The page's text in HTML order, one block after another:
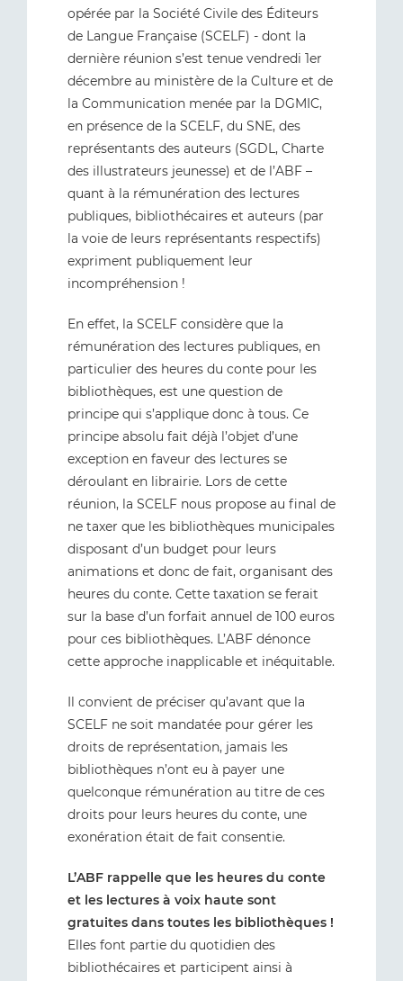
opérée par la Société Civile des Éditeurs
de Langue Française (SCELF) - dont la
dernière réunion s’est tenue vendredi 1er
décembre au ministère de la Culture et de
la Communication menée par la DGMIC,
en présence de la SCELF, du SNE, des
représentants des auteurs (SGDL, Charte
des illustrateurs jeunesse) et de l’ABF –
quant à la rémunération des lectures
publiques, bibliothécaires et auteurs (par
la voie de leurs représentants respectifs)
expriment publiquement leur
incompréhension !
En effet, la SCELF considère que la
rémunération des lectures publiques, en
particulier des heures du conte pour les
bibliothèques, est une question de
principe qui s’applique donc à tous. Ce
principe absolu fait déjà l’objet d’une
exception en faveur des lectures se
déroulant en librairie. Lors de cette
réunion, la SCELF nous propose au final de
ne taxer que les bibliothèques municipales
disposant d’un budget pour leurs
animations et donc de fait, organisant des
heures du conte. Cette taxation se ferait
sur la base d’un forfait annuel de 100 euros
pour ces bibliothèques. L’ABF dénonce
cette approche inapplicable et inéquitable.
Il convient de préciser qu’avant que la
SCELF ne soit mandatée pour gérer les
droits de représentation, jamais les
bibliothèques n’ont eu à payer une
quelconque rémunération au titre de ces
droits pour leurs heures du conte, une
exonération était de fait consentie.
L’ABF rappelle que les heures du conte
et les lectures à voix haute sont
gratuites dans toutes les bibliothèques !
Elles font partie du quotidien des
bibliothécaires et participent ainsi à